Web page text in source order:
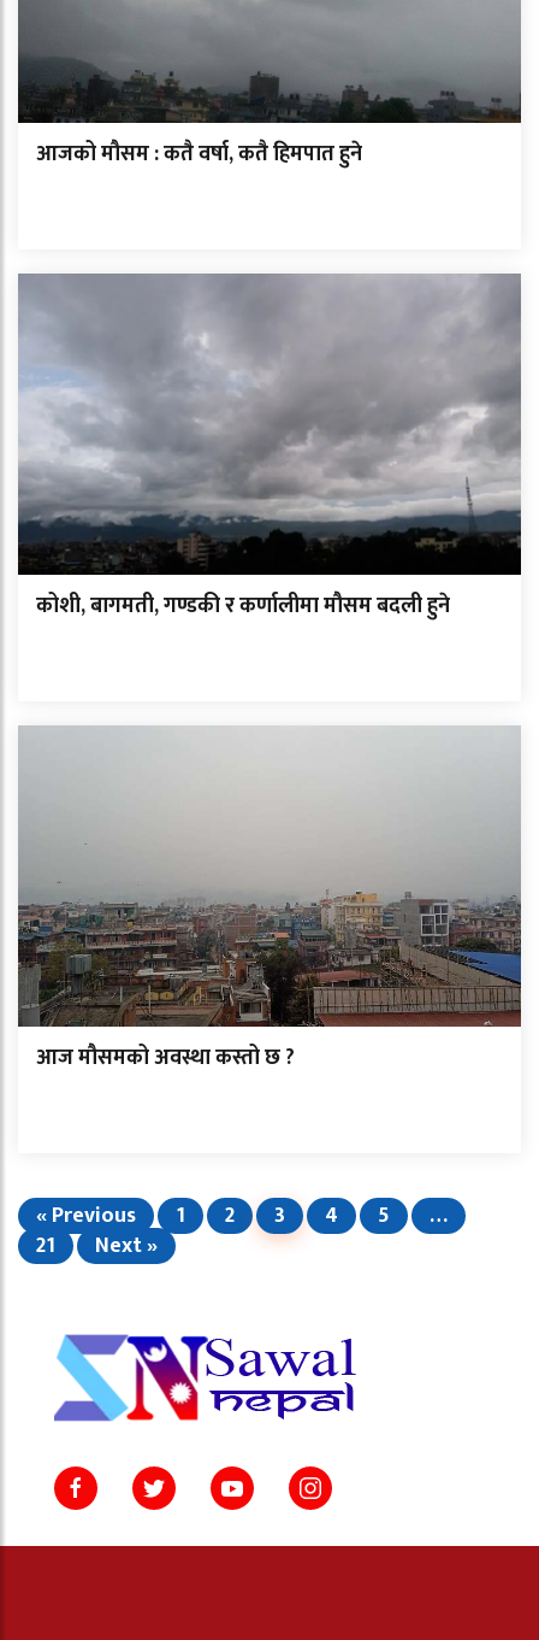
आजको मौसम : कतै वर्षा, कतै हिमपात हुने
कोशी, बागमती, गण्डकी र कर्णालीमा मौसम बदली हुने
आज मौसमको अवस्था कस्तो छ ?
« Previous 1 2 3 4 5
…
21
Next »